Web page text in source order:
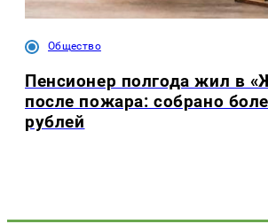
Общество
Пенсионер полгода жил в
после пожара: собрано
рублей